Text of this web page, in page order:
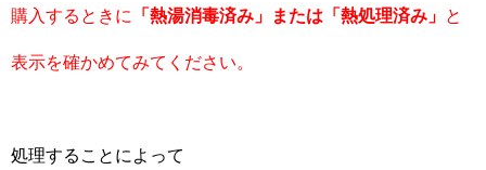
購入するときに 「熱湯消毒済み」または「熱処理済み」 と
表示を確かめてみてください。
処理することによって